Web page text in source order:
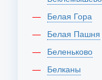
Белая Гора
Белая Пашня
Беленьково
Белканы